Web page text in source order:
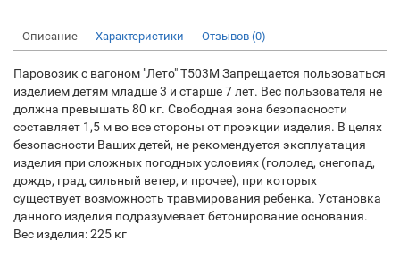
Описание Характеристики Отзывов (0)
Паровозик с вагоном "Лето" T503М Запрещается пользоваться
изделием детям младше 3 и старше 7 лет. Вес пользователя не
должна превышать 80 кг. Свободная зона безопасности
составляет 1,5 м во все стороны от проэкции изделия. В целях
безопасности Ваших детей, не рекомендуется эксплуатация
изделия при сложных погодных условиях (гололед, снегопад,
дождь, град, сильный ветер, и прочее), при которых
существует возможность травмирования ребенка. Установка
данного изделия подразумевает бетонирование основания.
Вес изделия: 225 кг